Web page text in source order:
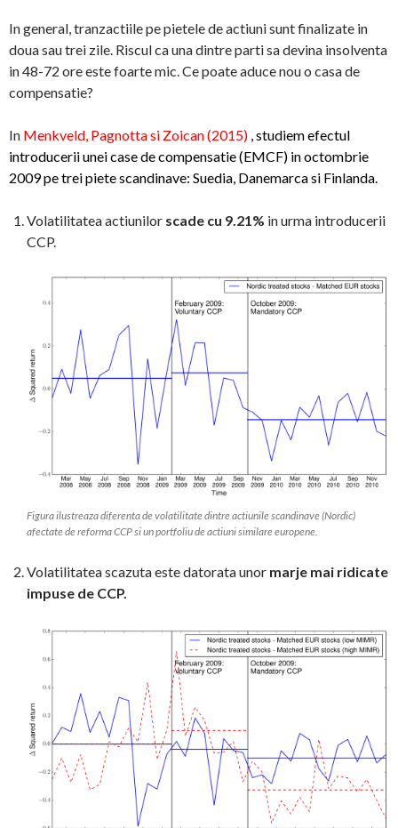
In general, tranzactiile pe pietele de actiuni sunt finalizate in
doua sau trei zile. Riscul ca una dintre parti sa devina insolventa
in 48-72 ore este foarte mic. Ce poate aduce nou o casa de
compensatie?
In Menkveld, Pagnotta si Zoican (2015) , studiem efectul
introducerii unei case de compensatie (EMCF) in octombrie
2009 pe trei piete scandinave: Suedia, Danemarca si Finlanda.
Volatilitatea actiunilor scade cu 9.21% in urma introducerii
CCP.
Figura ilustreaza diferenta de volatilitate dintre actiunile scandinave (Nordic)
afectate de reforma CCP si un portfoliu de actiuni similare europene.
Volatilitatea scazuta este datorata unor marje mai ridicate
impuse de CCP.